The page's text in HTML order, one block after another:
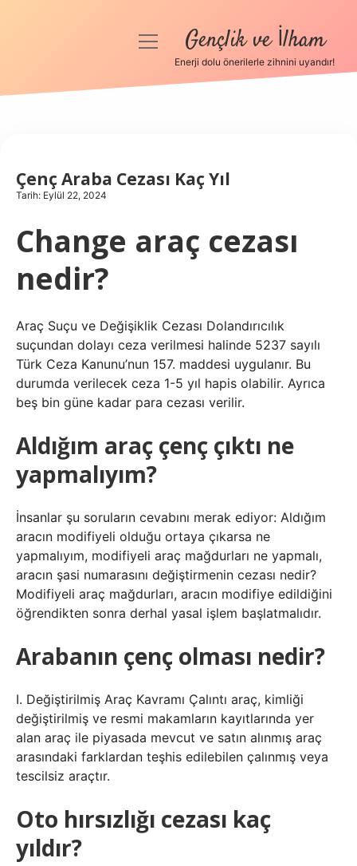
Anasayfa
Hakkımızda
menüyüGençlik ve İlham
Enerji dolu önerilerle zihnini uyandır!
Çenç Araba Cezası Kaç Yıl
Tarih: Eylül 22, 2024
Change araç cezası
nedir?
Araç Suçu ve Değişiklik Cezası Dolandırıcılık
suçundan dolayı ceza verilmesi halinde 5237 sayılı
Türk Ceza Kanunu’nun 157. maddesi uygulanır. Bu
durumda verilecek ceza 1-5 yıl hapis olabilir. Ayrıca
beş bin güne kadar para cezası verilir.
Aldığım araç çenç çıktı ne
yapmalıyım?
İnsanlar şu soruların cevabını merak ediyor: Aldığım
aracın modifiyeli olduğu ortaya çıkarsa ne
yapmalıyım, modifiyeli araç mağdurları ne yapmalı,
aracın şasi numarasını değiştirmenin cezası nedir?
Modifiyeli araç mağdurları, aracın modifiye edildiğini
öğrendikten sonra derhal yasal işlem başlatmalıdır.
Arabanın çenç olması nedir?
I. Değiştirilmiş Araç Kavramı Çalıntı araç, kimliği
değiştirilmiş ve resmi makamların kayıtlarında yer
alan araç ile piyasada mevcut ve satın alınmış araç
arasındaki farklardan teşhis edilebilen çalınmış veya
tescilsiz araçtır.
Oto hırsızlığı cezası kaç
yıldır?